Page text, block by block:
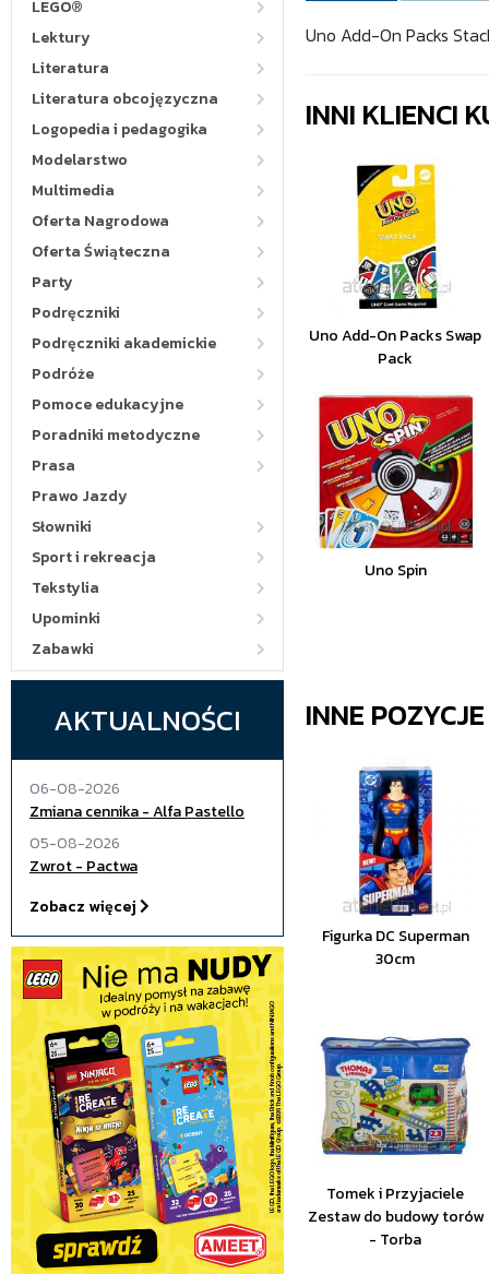
LEGO®
Lektury
Literatura
Literatura obcojęzyczna
Logopedia i pedagogika
Modelarstwo
Multimedia
Oferta Nagrodowa
Oferta Świąteczna
Party
Podręczniki
Podręczniki akademickie
Podróże
Pomoce edukacyjne
Poradniki metodyczne
Prasa
Prawo Jazdy
Słowniki
Sport i rekreacja
Tekstylia
Upominki
Zabawki
AKTUALNOŚCI
06-08-2026
Zmiana cennika - Alfa Pastello
05-08-2026
Zwrot - Pactwa
Zobacz więcej
Uno Add-On Packs
INNI KLIENCI
Uno Add-On Packs Swap
Pack
Uno Spin
INNE
Figurka DC Superman
30cm
Tomek i Przyjaciele
Zestaw do budowy torów
- Torba